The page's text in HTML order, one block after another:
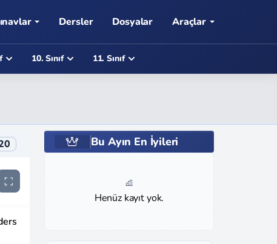
Dersler Dosyalar Araçlar
10. Sınıf 11. Sınıf
Bu Ayın En İyileri
Henüz kayıt yok.